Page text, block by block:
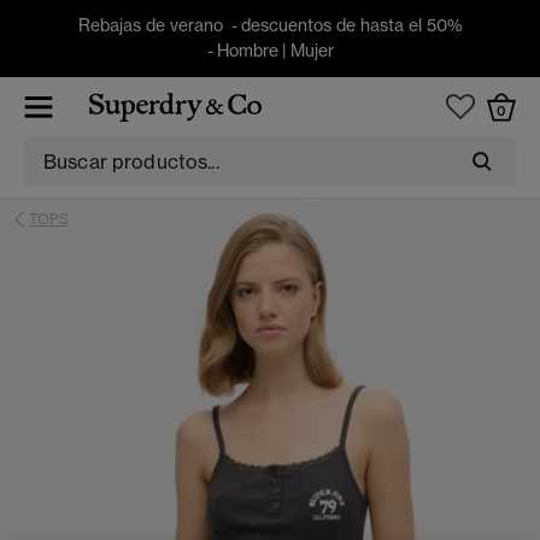
Rebajas de verano - descuentos de hasta el 50%
- Hombre| Mujer
0
TOPS